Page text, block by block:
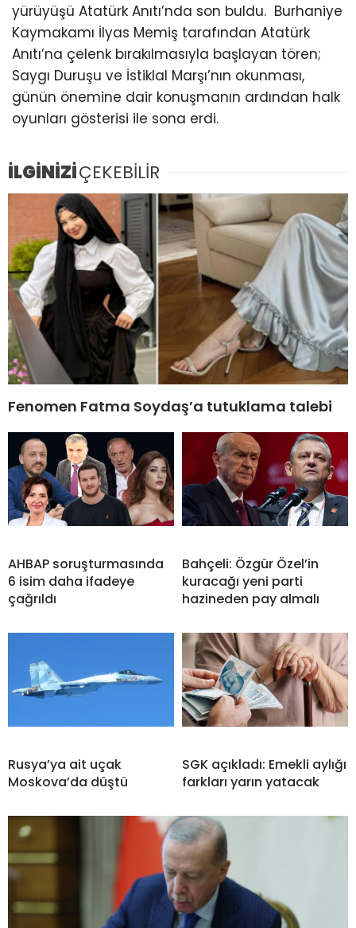
yürüyüşü Atatürk Anıtı’nda son buldu. Burhaniye
Kaymakamı İlyas Memiş tarafından Atatürk
Anıtı’na çelenk bırakılmasıyla başlayan tören;
Saygı Duruşu ve İstiklal Marşı’nın okunması,
günün önemine dair konuşmanın ardından halk
oyunları gösterisi ile sona erdi.
İLGİNİZİÇEKEBİLİR
Fenomen Fatma Soydaş’a tutuklama talebi
AHBAP soruşturmasında
6 isim daha ifadeye
çağrıldı
Bahçeli: Özgür Özel’in
kuracağı yeni parti
hazineden pay almalı
Rusya’ya ait uçak
Moskova’da düştü
SGK açıkladı: Emekli aylığı
farkları yarın yatacak